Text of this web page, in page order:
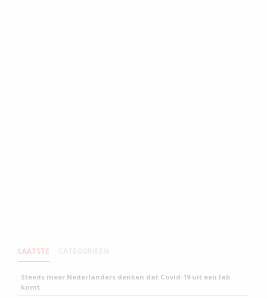
LAATSTE
Steeds meer Nederlanders denken dat Covid-19 uit een lab
komt